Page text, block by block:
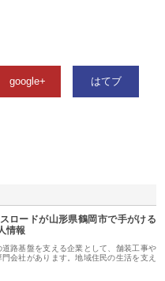
google+ はてブ
ロードが山形県鶴岡市で手がける
情報
路基盤を支える企業として、舗装工事や
会社があります。地域住民の生活を支え